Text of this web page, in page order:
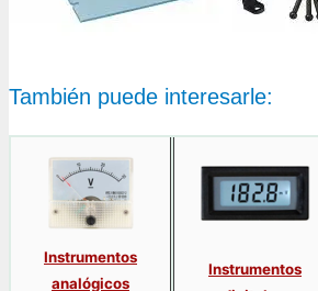
También puede interesarle:
Instrumentos
analógicos
Instrumentos